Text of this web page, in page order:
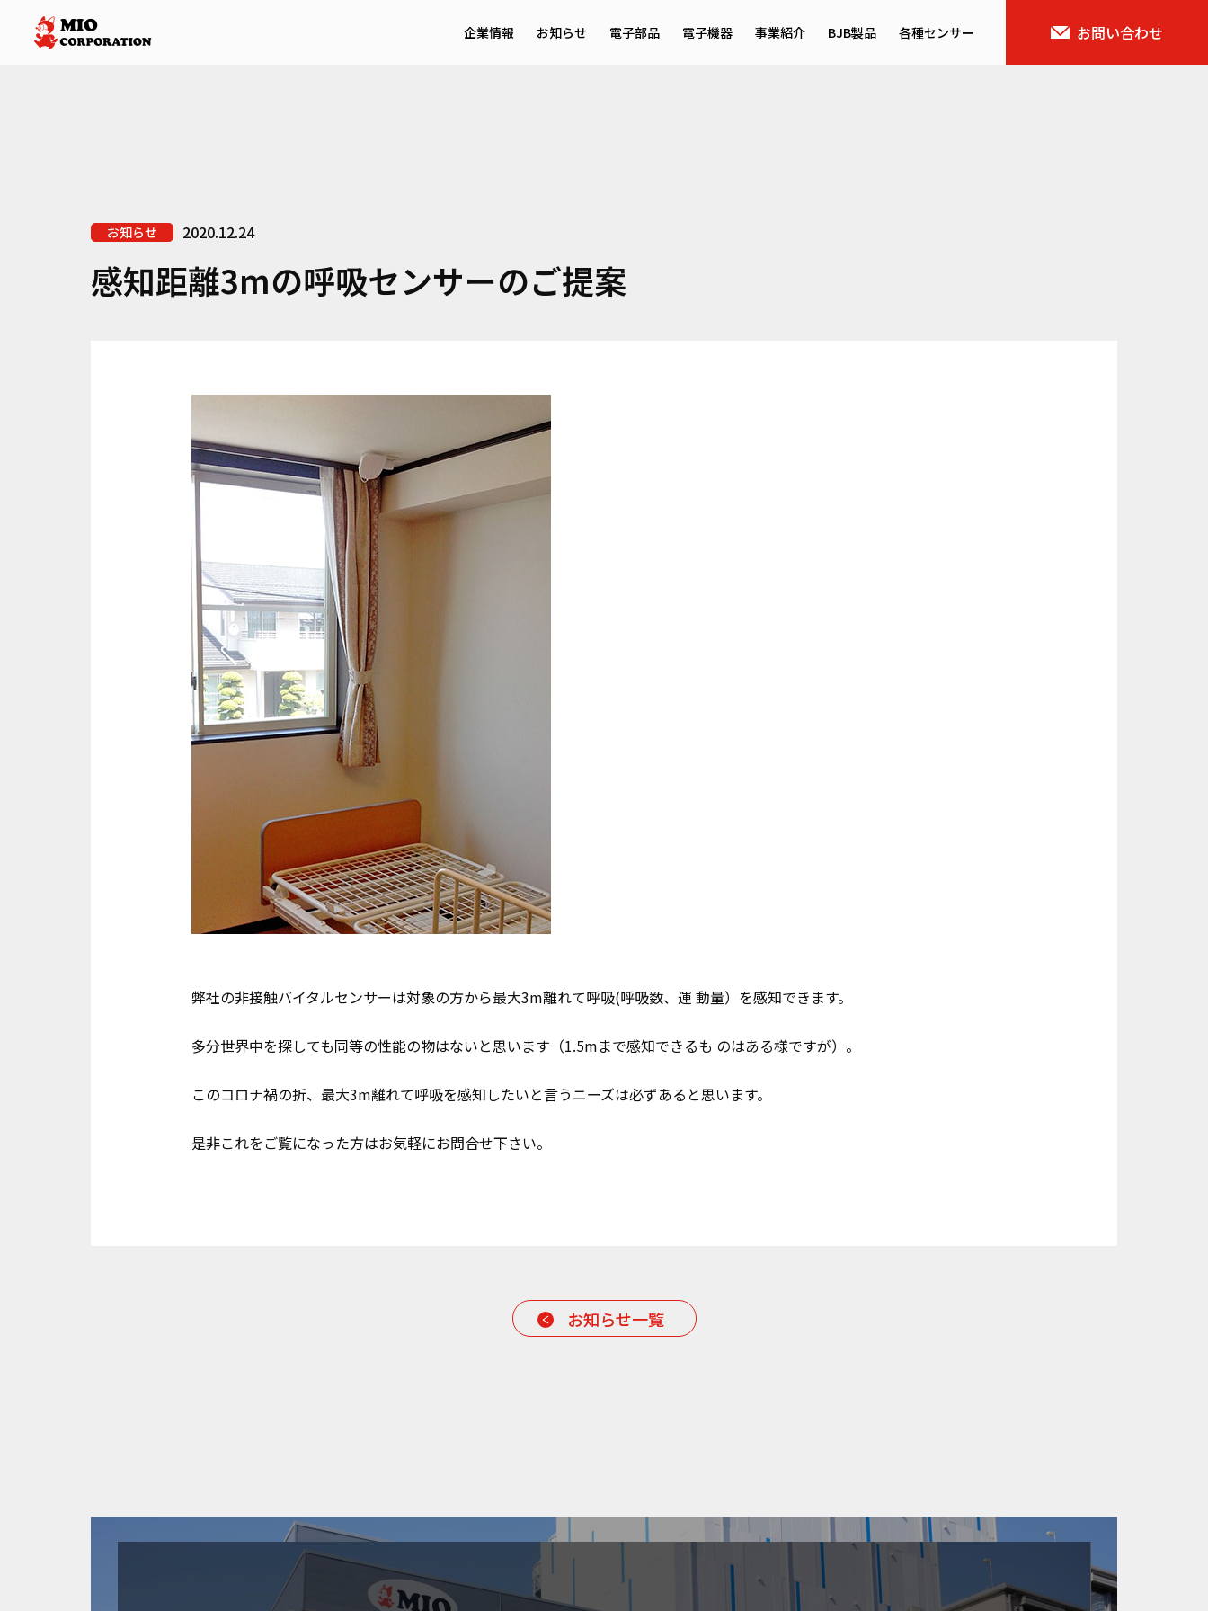
企業情報
お知らせ 電子部品 電子機器
事業紹介
BJB製品
各種センサー
バイタルセンサー
お問い合わせ
お知らせ 2020.12.24
感知距離3mの呼吸センサーのご提案
弊社の非接触バイタルセンサーは対象の方から最大3m離れて呼吸(呼吸数、運 動量）を感知できます。
多分世界中を探しても同等の性能の物はないと思います（1.5mまで感知できるも のはある様ですが）。
このコロナ禍の折、最大3m離れて呼吸を感知したいと言うニーズは必ずあると思います。
是非これをご覧になった方はお気軽にお問合せ下さい。
お知らせ一覧